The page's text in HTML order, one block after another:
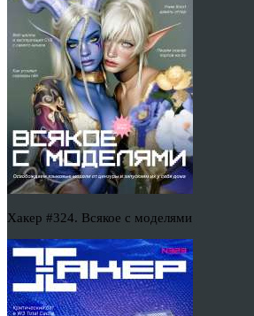
Хакер #324. Всякое с моделями